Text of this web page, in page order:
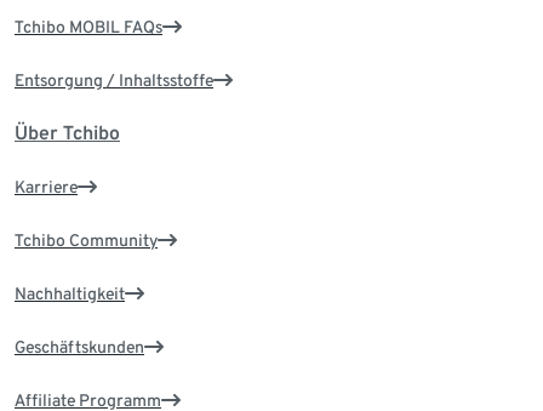
Tchibo MOBIL FAQs
Entsorgung / Inhaltsstoffe
Über Tchibo
Karriere
Tchibo Community
Nachhaltigkeit
Geschäftskunden
Affiliate Programm